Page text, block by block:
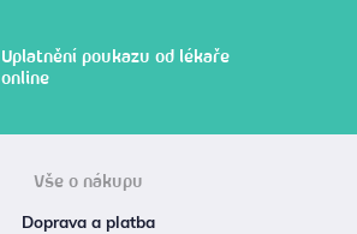
Uplatnění poukazu od lékaře
online
Vše o nákupu
Doprava a platba